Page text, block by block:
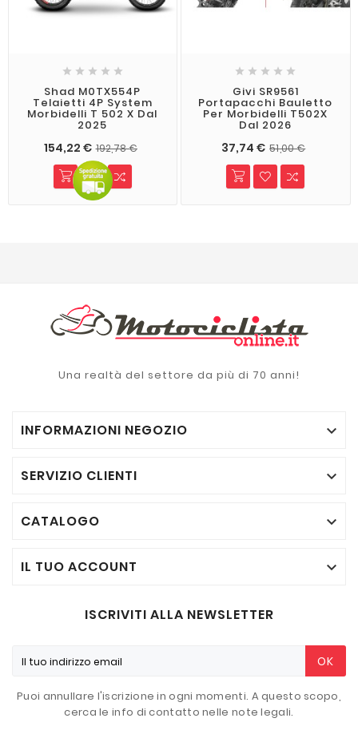
    
Shad M0TX554P
Telaietti 4P System
Morbidelli T 502 X Dal
2025
154,22 € 192,78 €
    
Givi SR9561
Portapacchi Bauletto
Per Morbidelli T502X
Dal 2026
37,74 € 51,00 €
Una realtà del settore da più di 70 anni!
INFORMAZIONI NEGOZIO 
SERVIZIO CLIENTI 
CATALOGO 
IL TUO ACCOUNT 
ISCRIVITI ALLA NEWSLETTER
OK
Puoi annullare l'iscrizione in ogni momenti. A questo scopo,
cerca le info di contatto nelle note legali.